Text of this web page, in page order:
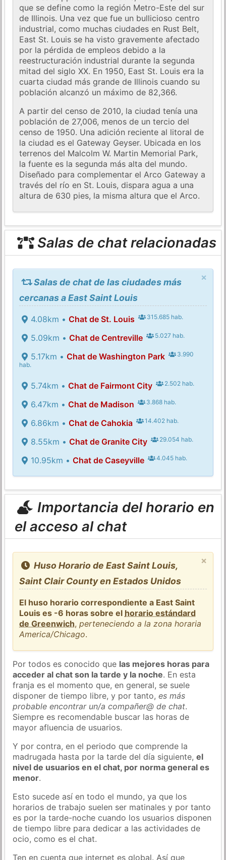
que se define como la región Metro-Este del sur
de Illinois. Una vez que fue un bullicioso centro
industrial, como muchas ciudades en Rust Belt,
East St. Louis se ha visto gravemente afectado
por la pérdida de empleos debido a la
reestructuración industrial durante la segunda
mitad del siglo XX. En 1950, East St. Louis era la
cuarta ciudad más grande de Illinois cuando su
población alcanzó un máximo de 82,366.
A partir del censo de 2010, la ciudad tenía una
población de 27,006, menos de un tercio del
censo de 1950. Una adición reciente al litoral de
la ciudad es el Gateway Geyser. Ubicada en los
terrenos del Malcolm W. Martin Memorial Park,
la fuente es la segunda más alta del mundo.
Diseñado para complementar el Arco Gateway a
través del río en St. Louis, dispara agua a una
altura de 630 pies, la misma altura que el Arco.
Salas de chat relacionadas
×
Salas de chat de las ciudades más
cercanas a East Saint Louis
4.08km • Chat de St. Louis 315.685 hab.
5.09km • Chat de Centreville 5.027 hab.
5.17km • Chat de Washington Park
3.990
hab.
5.74km • Chat de Fairmont City 2.502 hab.
6.47km • Chat de Madison 3.868 hab.
6.86km • Chat de Cahokia 14.402 hab.
8.55km • Chat de Granite City 29.054 hab.
10.95km • Chat de Caseyville 4.045 hab.
Importancia del horario en
el acceso al chat
×
Huso Horario de East Saint Louis,
Saint Clair County en Estados Unidos
El huso horario correspondiente a East Saint
Louis es -6 horas sobre el horario estándard
de Greenwich,perteneciendo a la zona horaria
America/Chicago.
Por todos es conocido que las mejores horas para
acceder al chat son la tarde y la noche. En esta
franja es el momento que, en general, se suele
disponer de tiempo libre, y por tanto,es más
probable encontrar un/a compañer@ de chat.
Siempre es recomendable buscar las horas de
mayor afluencia de usuarios.
Y por contra, en el periodo que comprende la
madrugada hasta por la tarde del día siguiente,el
nivel de usuarios en el chat, por norma general es
menor.
Esto sucede así en todo el mundo, ya que los
horarios de trabajo suelen ser matinales y por tanto
es por la tarde-noche cuando los usuarios disponen
de tiempo libre para dedicar a las actividades de
ocio, como es el chat.
Ten en cuenta que internet es global. Así que